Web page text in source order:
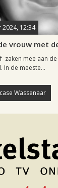
12:34
vrouw met
zaken mee aan
In de meeste...
Wassenaar